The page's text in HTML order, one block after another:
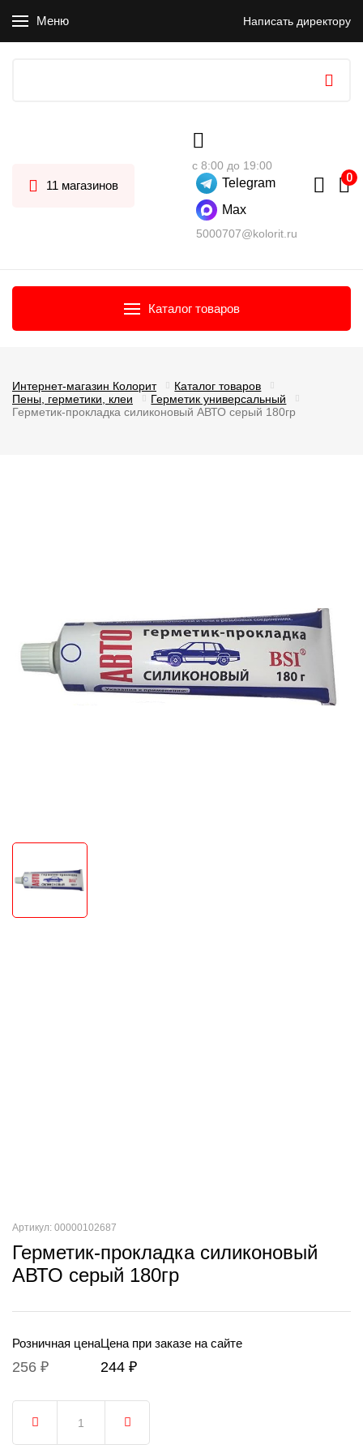
Меню Написать директору
11 магазинов
с 8:00 до 19:00
Telegram
Max
5000707@kolorit.ru
Каталог товаров
Интернет-магазин Колорит
Каталог товаров
Пены, герметики, клеи
Герметик универсальный
Герметик-прокладка силиконовый АВТО серый 180гр
Артикул: 00000102687
Герметик-прокладка силиконовый
АВТО серый 180гр
Розничная цена
256 ₽
Цена при заказе на сайте
244 ₽